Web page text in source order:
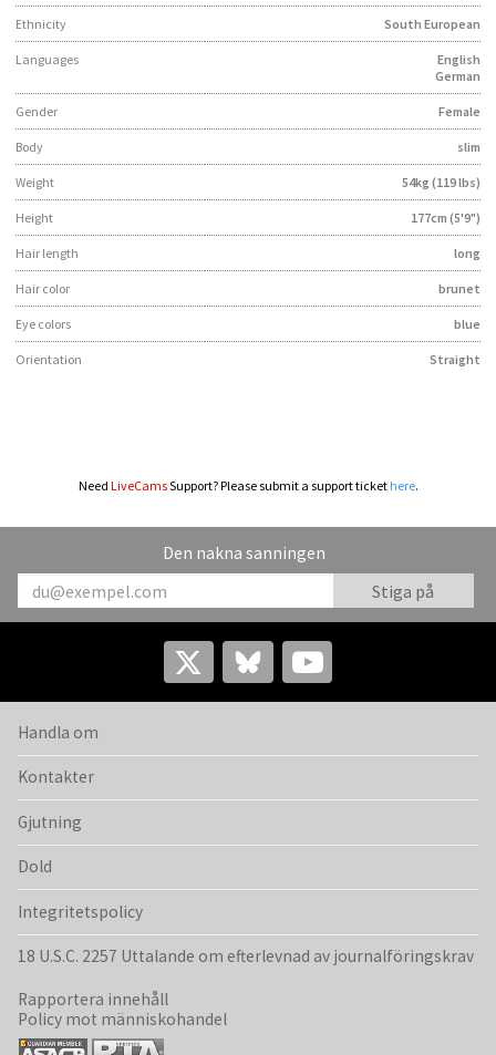
Ethnicity South European
Languages
English
German
Gender Female
Body slim
Weight 54kg (119 lbs)
Height 177cm (5'9")
Hair length long
Hair color brunet
Eye colors blue
Orientation Straight
Need LiveCamsSupport? Please submit a support ticket here.
Den nakna sanningen
Handla om
Kontakter
Gjutning
Dold
Integritetspolicy
18 U.S.C. 2257 Uttalande om efterlevnad av journalföringskrav
Rapportera innehåll
Policy mot människohandel